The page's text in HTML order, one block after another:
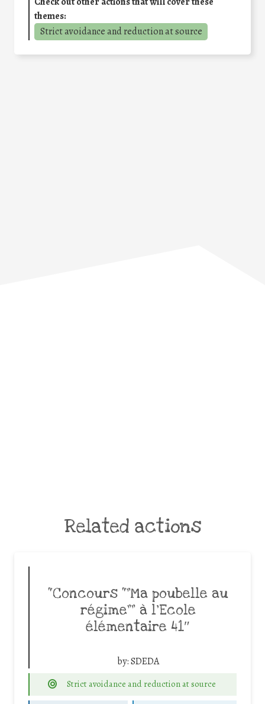
themes:
Strict avoidance and reduction at source
Related actions
“Concours “”Ma poubelle au
régime”” à l’Ecole
élémentaire 41″
by:SDEDA
Strict avoidance and reduction at source